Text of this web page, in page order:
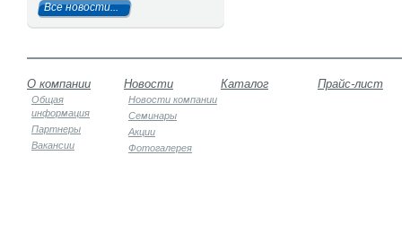
Все новости...
О компании
Общая
информация
Партнеры
Вакансии
Новости
Новости компании
Семинары
Акции
Фотогалерея
Каталог Прайс-лист